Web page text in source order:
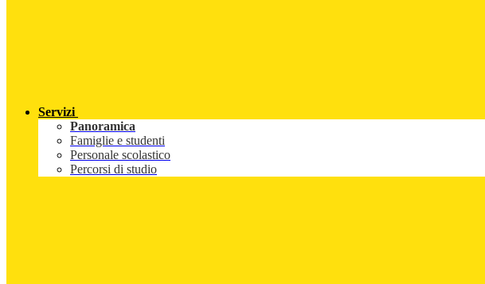
Servizi
Panoramica
Famiglie e studenti
Personale scolastico
Percorsi di studio